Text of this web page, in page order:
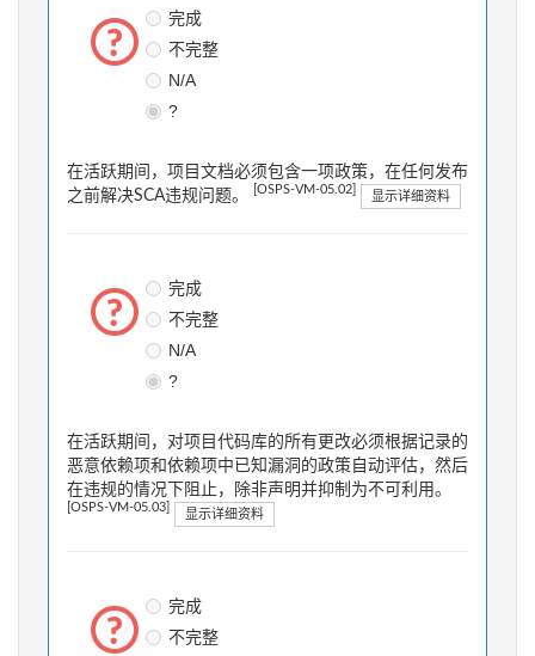
完成
不完整
N/A
?
在活跃期间，项目文档必须包含一项政策，在任何发布
之前解决SCA违规问题。
[OSPS-VM-05.02] 显示详细资料
完成
不完整
N/A
?
在活跃期间，对项目代码库的所有更改必须根据记录的
恶意依赖项和依赖项中已知漏洞的政策自动评估，然后
在违规的情况下阻止，除非声明并抑制为不可利用。
[OSPS-VM-05.03] 显示详细资料
完成
不完整